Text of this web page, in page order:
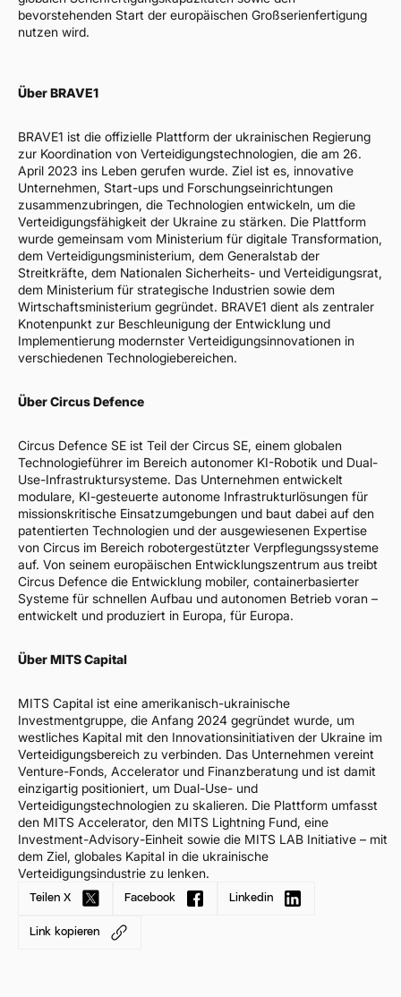
bevorstehenden Start der europäischen Großserienfertigung
nutzen wird.
Über BRAVE1
BRAVE1 ist die offizielle Plattform der ukrainischen Regierung
zur Koordination von Verteidigungstechnologien, die am 26.
April 2023 ins Leben gerufen wurde. Ziel ist es, innovative
Unternehmen, Start-ups und Forschungseinrichtungen
zusammenzubringen, die Technologien entwickeln, um die
Verteidigungsfähigkeit der Ukraine zu stärken. Die Plattform
wurde gemeinsam vom Ministerium für digitale Transformation,
dem Verteidigungsministerium, dem Generalstab der
Streitkräfte, dem Nationalen Sicherheits- und Verteidigungsrat,
dem Ministerium für strategische Industrien sowie dem
Wirtschaftsministerium gegründet. BRAVE1 dient als zentraler
Knotenpunkt zur Beschleunigung der Entwicklung und
Implementierung modernster Verteidigungsinnovationen in
verschiedenen Technologiebereichen.
Über Circus Defence
Circus Defence SE ist Teil der Circus SE, einem globalen
Technologieführer im Bereich autonomer KI-Robotik und Dual-
Use-Infrastruktursysteme. Das Unternehmen entwickelt
modulare, KI-gesteuerte autonome Infrastrukturlösungen für
missionskritische Einsatzumgebungen und baut dabei auf den
patentierten Technologien und der ausgewiesenen Expertise
von Circus im Bereich robotergestützter Verpflegungssysteme
auf. Von seinem europäischen Entwicklungszentrum aus treibt
Circus Defence die Entwicklung mobiler, containerbasierter
Systeme für schnellen Aufbau und autonomen Betrieb voran –
entwickelt und produziert in Europa, für Europa.
Über MITS Capital
MITS Capital ist eine amerikanisch-ukrainische
Investmentgruppe, die Anfang 2024 gegründet wurde, um
westliches Kapital mit den Innovationsinitiativen der Ukraine im
Verteidigungsbereich zu verbinden. Das Unternehmen vereint
Venture-Fonds, Accelerator und Finanzberatung und ist damit
einzigartig positioniert, um Dual-Use- und
Verteidigungstechnologien zu skalieren. Die Plattform umfasst
den MITS Accelerator, den MITS Lightning Fund, eine
Investment-Advisory-Einheit sowie die MITS LAB Initiative – mit
dem Ziel, globales Kapital in die ukrainische
Verteidigungsindustrie zu lenken.
Teilen X Facebook Linkedin
Link kopieren